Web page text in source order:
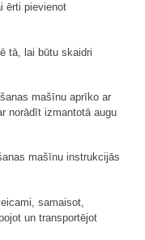
ērti pievienot
tā, lai būtu skaidri
mašīnu aprīko ar
norādīt izmantotā augu
mašīnu instrukcijās
samaisot,
un transportējot